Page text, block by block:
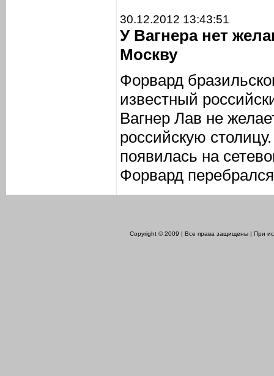
30.12.2012 13:43:51
У Вагнера нет
Москву
Форвард
известный
Вагнер Лав не
российскую
появилась на
Форвард
Copyright © 2009 | Все права защищены | При